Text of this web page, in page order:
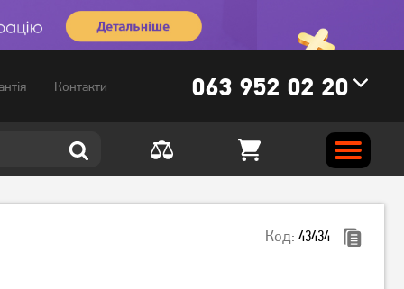
Контакти 063 952 02 20
Код: 43434